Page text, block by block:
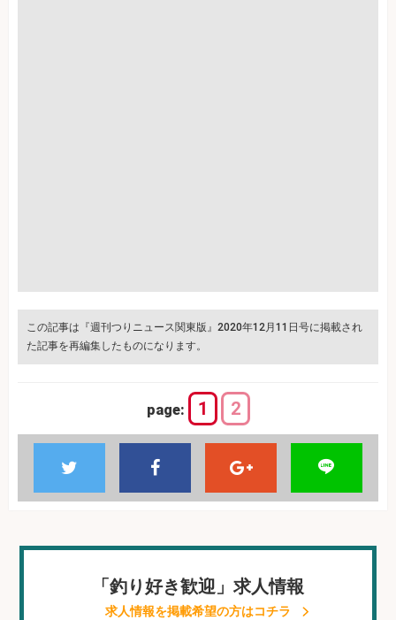
この記事は『週刊つりニュース関東版』2020年12月11日号に掲載され
た記事を再編集したものになります。
page: 1 2
「釣り好き歓迎」求人情報
求人情報を掲載希望の方はコチラ